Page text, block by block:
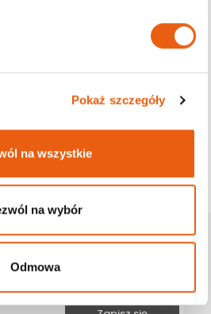
Pokaż szczegóły
na wszystkie
na wybór
Odmowa
Na Newsletter
wszystkimi nowościami i promocjami.